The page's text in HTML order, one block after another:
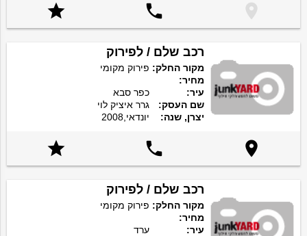



רכב שלם / לפירוק
מקור החלק: פירוק מקומי
מחיר:
עיר:
כפר סבא
שם העסק:
גרר איציק לוי
יצרן, שנה:
יונדאי,2008



רכב שלם / לפירוק
מקור החלק: פירוק מקומי
מחיר:
עיר:
ערד